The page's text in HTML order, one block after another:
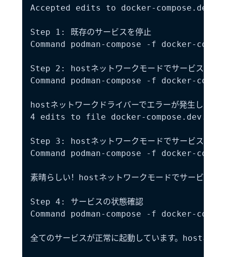
Accepted edits to docker-
Step 1: 既存のサービスを停止
Command podman-compose -f docker-
Step 2: hostネットワークモードでサービスを再
Command podman-compose -f docker-
hostネットワークドライバーでエラーが発生しま
4 edits to file docker-compose.dev.yml
Step 3: hostネットワークモードでサービスを起
Command podman-compose -f docker-
素晴らしい！hostネットワークモードでサービスが
Step 4: サービスの状態確認
Command podman-compose -f docker-
全てのサービスが正常に起動しています。hostネッ